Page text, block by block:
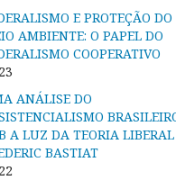
E PROTEÇÃO DO
AMBIENTE: O PAPEL DO
COOPERATIVO
ANÁLISE DO
A LUZ DA TEORIA
BASTIAT